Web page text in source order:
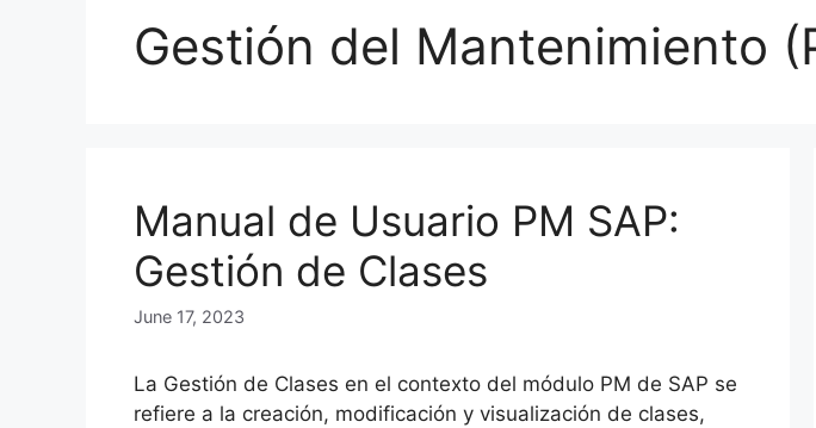
Gestión del Mantenimiento
Manual de Usuario PM SAP:
Gestión de Clases
June 17, 2023
La Gestión de Clases en el contexto del módulo PM de SAP se
refiere a la creación, modificación y visualización de clases,